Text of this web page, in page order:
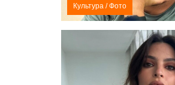
Культура /Фото